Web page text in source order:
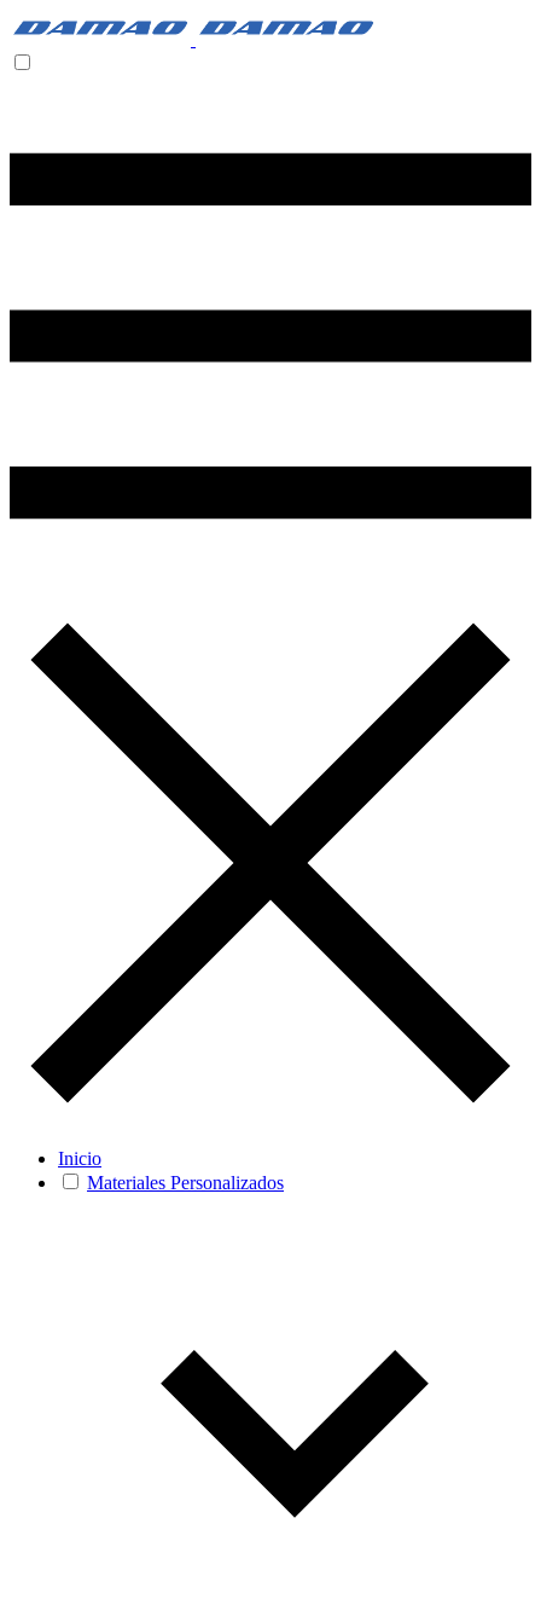
Inicio
Materiales Personalizados